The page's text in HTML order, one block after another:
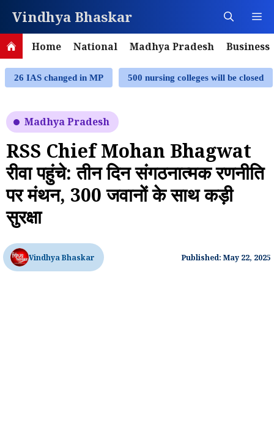
content
Vindhya Bhaskar
Home National Madhya Pradesh Business
26 IAS changed in MP 500 nursing colleges will be closed
Madhya Pradesh
RSS Chief Mohan Bhagwat
रीवा पहुंचे: तीन दिन संगठनात्मक रणनीति
पर मंथन, 300 जवानों के साथ कड़ी
सुरक्षा
Vindhya Bhaskar Published: May 22, 2025